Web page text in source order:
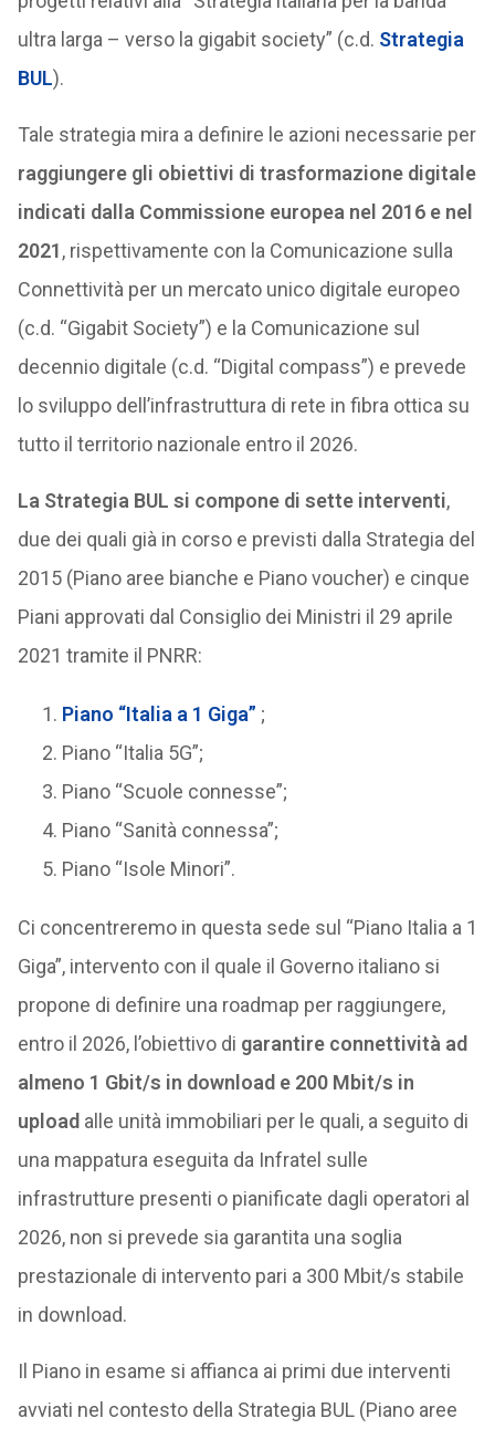
ultra larga – verso la gigabit society” (c.d. Strategia
BUL).
Tale strategia mira a definire le azioni necessarie per
raggiungere gli obiettivi di trasformazione digitale
indicati dalla Commissione europea nel 2016 e nel
2021, rispettivamente con la Comunicazione sulla
Connettività per un mercato unico digitale europeo
(c.d. “Gigabit Society”) e la Comunicazione sul
decennio digitale (c.d. “Digital compass”) e prevede
lo sviluppo dell’infrastruttura di rete in fibra ottica su
tutto il territorio nazionale entro il 2026.
La Strategia BUL si compone di sette interventi,
due dei quali già in corso e previsti dalla Strategia del
2015 (Piano aree bianche e Piano voucher) e cinque
Piani approvati dal Consiglio dei Ministri il 29 aprile
2021 tramite il PNRR:
Piano “Italia a 1 Giga” ;
Piano “Italia 5G”;
Piano “Scuole connesse”;
Piano “Sanità connessa”;
Piano “Isole Minori”.
Ci concentreremo in questa sede sul “Piano Italia a 1
Giga”, intervento con il quale il Governo italiano si
propone di definire una roadmap per raggiungere,
entro il 2026, l’obiettivo di garantire connettività ad
almeno 1 Gbit/s in download e 200 Mbit/s in
upload alle unità immobiliari per le quali, a seguito di
una mappatura eseguita da Infratel sulle
infrastrutture presenti o pianificate dagli operatori al
2026, non si prevede sia garantita una soglia
prestazionale di intervento pari a 300 Mbit/s stabile
in download.
Il Piano in esame si affianca ai primi due interventi
avviati nel contesto della Strategia BUL (Piano aree